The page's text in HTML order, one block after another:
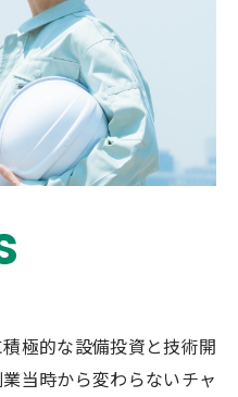
極的な設備投資と技術開
当時から変わらないチャ